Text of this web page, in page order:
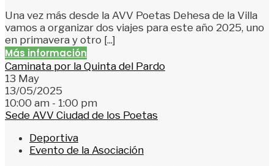
Una vez más desde la AVV Poetas Dehesa de la Villa
vamos a organizar dos viajes para este año 2025, uno
en primavera y otro [...]
Más información
Caminata por la Quinta del Pardo
13 May
13/05/2025
10:00 am - 1:00 pm
Sede AVV Ciudad de los Poetas
Deportiva
Evento de la Asociación